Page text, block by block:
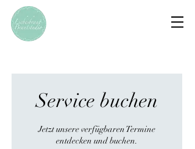
Service buchen
Jetzt unsere verfügbaren Termine
entdecken und buchen.